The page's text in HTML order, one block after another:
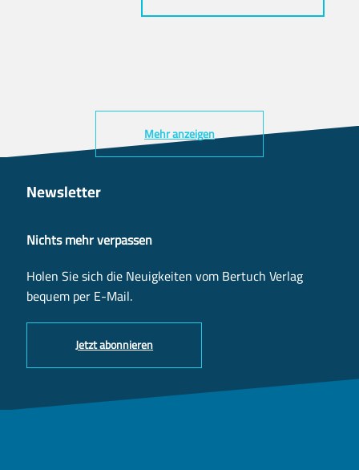
Mehr anzeigen
Newsletter
Nichts mehr verpassen
Holen Sie sich die Neuigkeiten vom Bertuch Verlag
bequem per E-Mail.
Jetzt abonnieren